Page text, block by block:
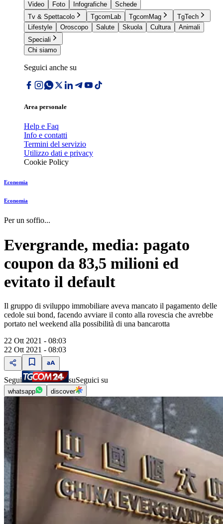
Video
Foto Infografiche
Schede
Tv & Spettacolo
TgcomLab TgcomMag
TgTech
Lifestyle
Oroscopo Salute Skuola Cultura
Animali
Speciali
Chi siamo
Seguici anche su
Area personale
Help e Faq
Info e contatti
Termini del servizio
Utilizzo dati e privacy
Cookie Policy
Economia
Economia
Per un soffio...
Evergrande, media: pagato
coupon da 83,5 milioni ed
evitato il default
Il gruppo di sviluppo immobiliare aveva mancato il pagamento delle
cedole sui bond, facendo avviare il conto alla rovescia che avrebbe
portato nel weekend alla possibilità di una bancarotta
22 Ott 2021 - 08:03
22 Ott 2021 - 08:03
Segui suSeguici su
whatsapp discover